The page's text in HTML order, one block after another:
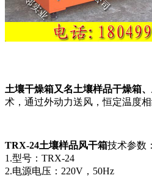
土壤干燥箱又名土壤样品干燥箱
术，通过外动力送风，恒定温度
TRX-24土壤样品风干箱技术参数：
1.型号：TRX-24
2.电源电压：220V，50Hz